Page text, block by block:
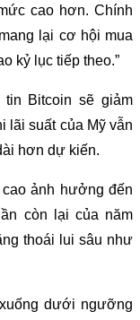
cao hơn. Chính
lại cơ hội mua
kỷ lục tiếp theo.”
tin Bitcoin sẽ giảm
lãi suất của Mỹ vẫn
hơn dự kiến.
ảnh hưởng đến
còn lại của năm
thoái lui sâu như
dưới ngưỡng